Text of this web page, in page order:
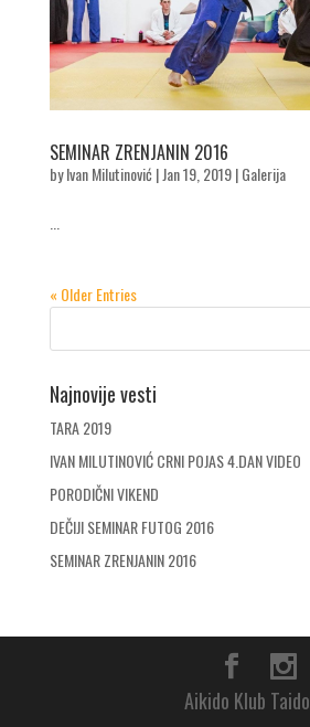
SEMINAR ZRENJANIN 2016
byIvan Milutinović|Jan 19, 2019|Galerija
« Older Entries
Najnovije vesti
TARA 2019
IVAN MILUTINOVIĆ CRNI POJAS 4.DAN VIDEO
PORODIČNI VIKEND
DEČIJI SEMINAR FUTOG 2016
SEMINAR ZRENJANIN 2016
Aikido Klub Taido